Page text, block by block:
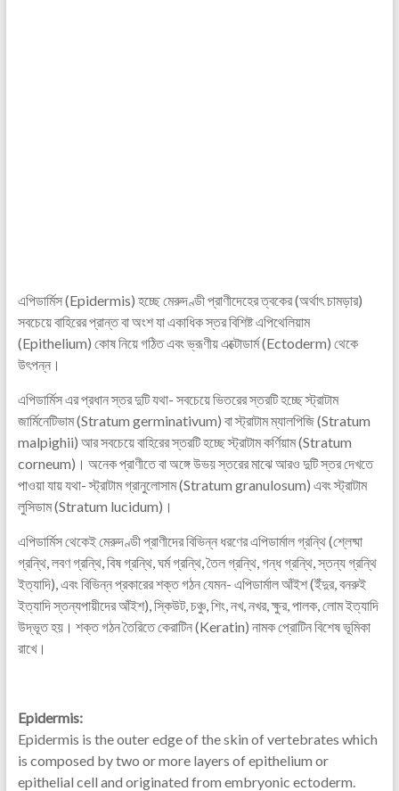
এপিডার্মিস (Epidermis) হচ্ছে মেরুদণ্ডী প্রাণীদেহের ত্বকের (অর্থাৎ চামড়ার)
সবচেয়ে বাহিরের প্রান্ত বা অংশ যা একাধিক স্তর বিশিষ্ট এপিথেলিয়াম
(Epithelium) কোষ নিয়ে গঠিত এবং ভ্রূণীয় এক্টোডার্ম (Ectoderm) থেকে
উৎপন্ন।
এপিডার্মিস এর প্রধান স্তর দুটি যথা- সবচেয়ে ভিতরের স্তরটি হচ্ছে স্ট্রাটাম
জার্মিনেটিভাম (Stratum germinativum) বা স্ট্রাটাম ম্যালপিজি (Stratum
malpighii) আর সবচেয়ে বাহিরের স্তরটি হচ্ছে স্ট্রাটাম কর্ণিয়াম (Stratum
corneum)। অনেক প্রাণীতে বা অঙ্গে উভয় স্তরের মাঝে আরও দুটি স্তর দেখতে
পাওয়া যায় যথা- স্ট্রাটাম গ্রানুলোসাম (Stratum granulosum) এবং স্ট্রাটাম
লুসিডাম (Stratum lucidum)।
এপিডার্মিস থেকেই মেরুদণ্ডী প্রাণীদের বিভিন্ন ধরণের এপিডার্মাল গ্রন্থি (শ্লেষ্মা
গ্রন্থি, লবণ গ্রন্থি, বিষ গ্রন্থি, ঘর্ম গ্রন্থি, তৈল গ্রন্থি, গন্ধ গ্রন্থি, স্তন্য গ্রন্থি
ইত্যাদি), এবং বিভিন্ন প্রকারের শক্ত গঠন যেমন- এপিডার্মাল আঁইশ (ইঁদুর, বনরুই
ইত্যাদি স্তন্যপায়ীদের আঁইশ), স্কিউট, চঞ্চু, শিং, নখ, নখর, ক্ষুর, পালক, লোম ইত্যাদি
উদ্ভূত হয়। শক্ত গঠন তৈরিতে কেরাটিন (Keratin) নামক প্রোটিন বিশেষ ভূমিকা
রাখে।
Epidermis:
Epidermis is the outer edge of the skin of vertebrates which
is composed by two or more layers of epithelium or
epithelial cell and originated from embryonic ectoderm.